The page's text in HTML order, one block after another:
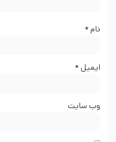
نام*
ایمیل*
وب‌ سایت